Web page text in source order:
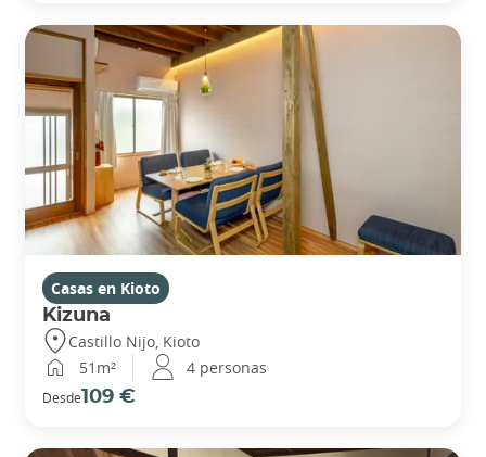
Casas en Kioto
Kizuna
Castillo Nijo, Kioto
51m²
4 personas
Desde109 €